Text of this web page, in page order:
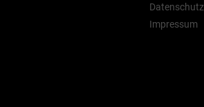
Datenschutz
Impressum